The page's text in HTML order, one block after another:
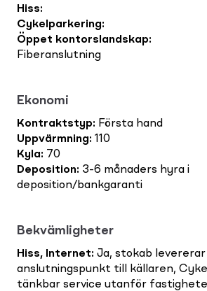
Hiss:
Cykelparkering:
Öppet kontorslandskap:
Fiberanslutning
Ekonomi
Kontraktstyp: Första hand
Uppvärmning: 110
Kyla: 70
Deposition: 3-6 månaders hyra i
deposition/bankgaranti
Bekvämligheter
Hiss, Internet: Ja, stokab levererar
anslutningspunkt till källaren,
tänkbar service utanför